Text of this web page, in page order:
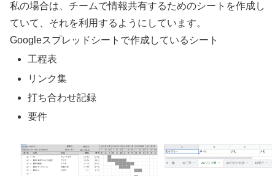
私の場合は、チームで情報共有するためのシートを作成し
ていて、それを利用するようにしています。
Googleスプレッドシートで作成しているシート
工程表
リンク集
打ち合わせ記録
要件